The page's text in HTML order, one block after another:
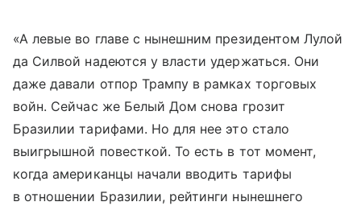
«А левые во главе с нынешним президентом Лулой
да Силвой надеются у власти удержаться. Они
даже давали отпор Трампу в рамках торговых
войн. Сейчас же Белый Дом снова грозит
Бразилии тарифами. Но для нее это стало
выигрышной повесткой. То есть в тот момент,
когда американцы начали вводить тарифы
в отношении Бразилии, рейтинги нынешнего